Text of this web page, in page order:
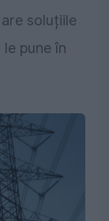
soluțiile
pune în